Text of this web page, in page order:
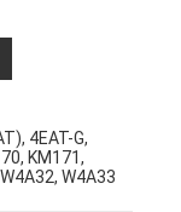
4EAT-G,
KM171,
W4A33